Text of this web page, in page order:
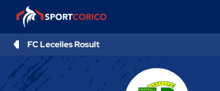
FC Lecelles Rosult